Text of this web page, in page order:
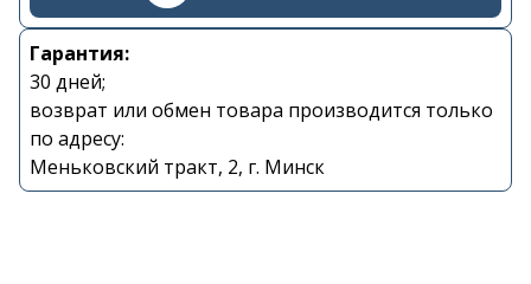
Гарантия:
30 дней;
возврат или обмен товара производится только
по адресу:
Меньковский тракт, 2, г. Минск
Viber
shupik21@bk.ru